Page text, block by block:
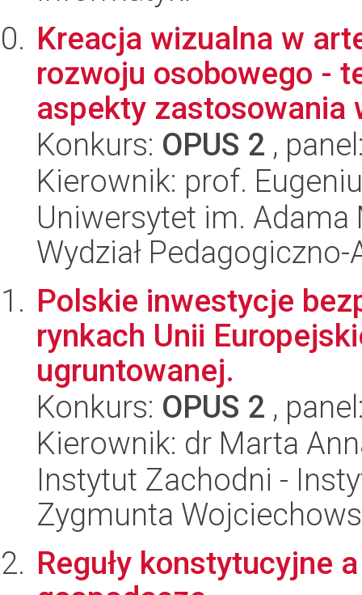
Kreacja wizualna w
rozwoju osobowego -
aspekty zastosowania
Konkurs: OPUS 2 ,
Kierownik: prof.
Uniwersytet im.
Wydział
Polskie inwestycje
rynkach Unii
ugruntowanej.
Konkurs: OPUS 2 ,
Kierownik: dr Marta
Instytut Zachodni -
Zygmunta
Reguły konstytucyjne